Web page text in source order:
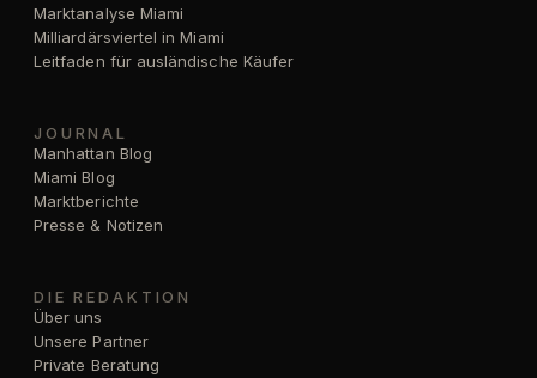
Marktanalyse Miami
Milliardärsviertel in Miami
Leitfaden für ausländische Käufer
JOURNAL
Manhattan Blog
Miami Blog
Marktberichte
Presse & Notizen
DIE REDAKTION
Über uns
Unsere Partner
Private Beratung